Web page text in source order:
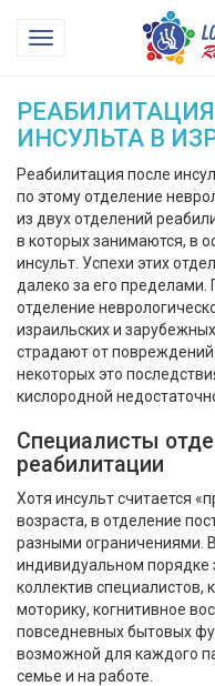
Toggle
Hospital
ИНСУЛЬТА В
Реабилитация после
по этому отделение
из двух отделений
в которых занимаются, в
инсульт. Успехи этих
далеко за его
отделение
израильских и
страдают от повреждений
некоторых это
кислородной
Специалисты
реабилитации
Хотя инсульт считается
возраста, в отделение
разными ограничениями.
индивидуальном
коллектив специалистов,
моторику, когнитивное
повседневных бытовых
возможной для каждого
семье и на работе.